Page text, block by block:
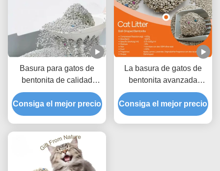
Basura para gatos de
bentonita de calidad
superior con fórmula de
aglomeración dura y bajo
seguimiento
Consiga el mejor precio
La basura de gatos de
bentonita avanzada
ofrece una absorción
rápida de líquidos y una
protección máxima contra
Consiga el mejor precio